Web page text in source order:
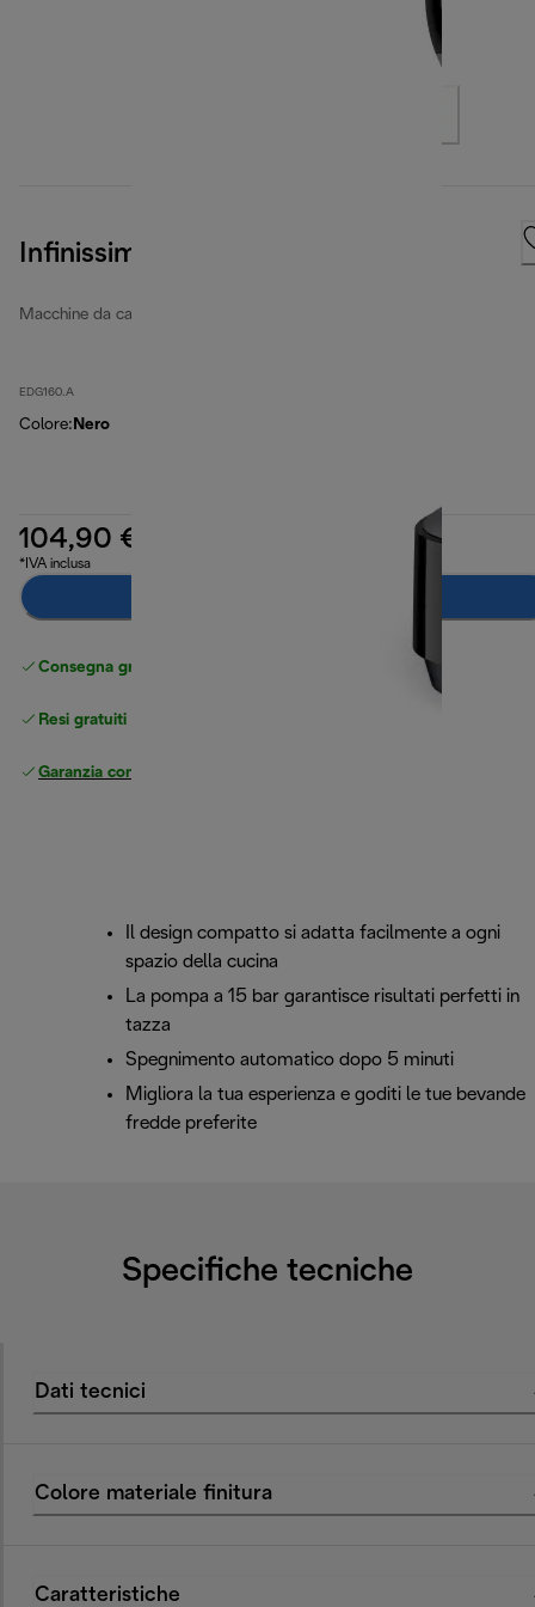
Infinissima
Macchine da caffè Nescafé Dolce Gusto
EDG160.A
Colore: Nero
104,90 €
*IVA inclusa
Consegna gratuita standard
Resi gratuiti
Garanzia completa
Il design compatto si adatta facilmente a ogni
spazio della cucina
La pompa a 15 bar garantisce risultati perfetti in
tazza
Spegnimento automatico dopo 5 minuti
Migliora la tua esperienza e goditi le tue bevande
fredde preferite
Specifiche tecniche
Dati tecnici
Colore materiale finitura
Caratteristiche